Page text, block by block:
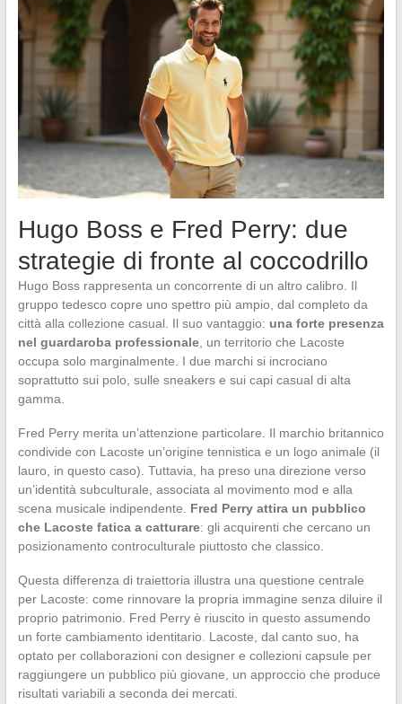
Hugo Boss e Fred Perry: due
strategie di fronte al coccodrillo
Hugo Boss rappresenta un concorrente di un altro calibro. Il
gruppo tedesco copre uno spettro più ampio, dal completo da
città alla collezione casual. Il suo vantaggio: una forte presenza
nel guardaroba professionale, un territorio che Lacoste
occupa solo marginalmente. I due marchi si incrociano
soprattutto sui polo, sulle sneakers e sui capi casual di alta
gamma.
Fred Perry merita un’attenzione particolare. Il marchio britannico
condivide con Lacoste un’origine tennistica e un logo animale (il
lauro, in questo caso). Tuttavia, ha preso una direzione verso
un’identità subculturale, associata al movimento mod e alla
scena musicale indipendente. Fred Perry attira un pubblico
che Lacoste fatica a catturare: gli acquirenti che cercano un
posizionamento controculturale piuttosto che classico.
Questa differenza di traiettoria illustra una questione centrale
per Lacoste: come rinnovare la propria immagine senza diluire il
proprio patrimonio. Fred Perry è riuscito in questo assumendo
un forte cambiamento identitario. Lacoste, dal canto suo, ha
optato per collaborazioni con designer e collezioni capsule per
raggiungere un pubblico più giovane, un approccio che produce
risultati variabili a seconda dei mercati.